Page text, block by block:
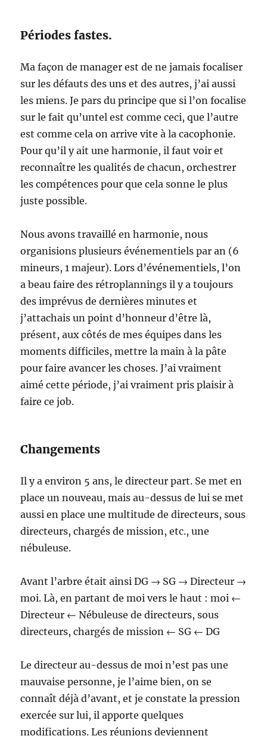
Périodes fastes.
Ma façon de manager est de ne jamais focaliser
sur les défauts des uns et des autres, j’ai aussi
les miens. Je pars du principe que si l’on focalise
sur le fait qu’untel est comme ceci, que l’autre
est comme cela on arrive vite à la cacophonie.
Pour qu’il y ait une harmonie, il faut voir et
reconnaître les qualités de chacun, orchestrer
les compétences pour que cela sonne le plus
juste possible.
Nous avons travaillé en harmonie, nous
organisions plusieurs événementiels par an (6
mineurs, 1 majeur). Lors d’événementiels, l’on
a beau faire des rétroplannings il y a toujours
des imprévus de dernières minutes et
j’attachais un point d’honneur d’être là,
présent, aux côtés de mes équipes dans les
moments difficiles, mettre la main à la pâte
pour faire avancer les choses. J’ai vraiment
aimé cette période, j’ai vraiment pris plaisir à
faire ce job.
Changements
Il y a environ 5 ans, le directeur part. Se met en
place un nouveau, mais au-dessus de lui se met
aussi en place une multitude de directeurs, sous
directeurs, chargés de mission, etc., une
nébuleuse.
Avant l’arbre était ainsi DG → SG → Directeur →
moi. Là, en partant de moi vers le haut : moi ←
Directeur ← Nébuleuse de directeurs, sous
directeurs, chargés de mission ← SG ← DG
Le directeur au-dessus de moi n’est pas une
mauvaise personne, je l’aime bien, on se
connaît déjà d’avant, et je constate la pression
exercée sur lui, il apporte quelques
modifications. Les réunions deviennent